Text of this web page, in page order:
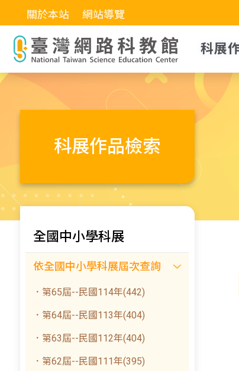
關於本站 網站導覽
科展
科展作品檢索
全國中小學科展
依全國中小學科展屆次查詢
．第65屆--民國114年(442)
．第64屆--民國113年(404)
．第63屆--民國112年(404)
．第62屆--民國111年(395)